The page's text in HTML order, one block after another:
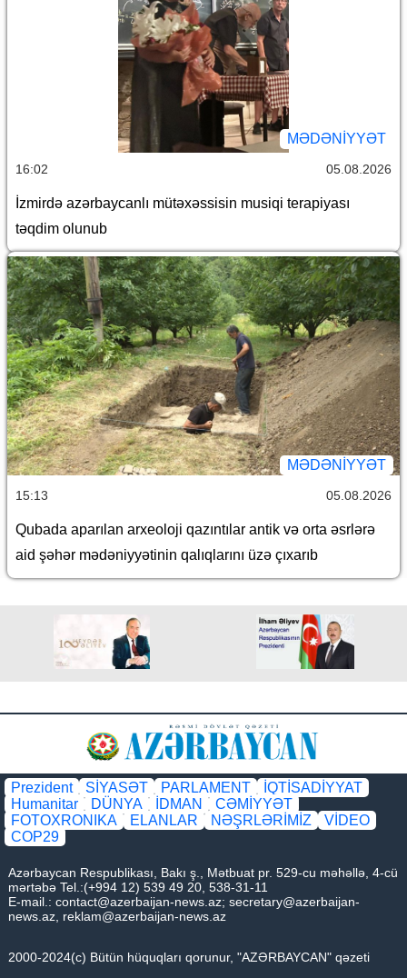
MƏDƏNIYYƏT
16:02 05.08.2026
İzmirdə azərbaycanlı mütəxəssisin musiqi terapiyası
təqdim olunub
MƏDƏNIYYƏT
15:13 05.08.2026
Qubada aparılan arxeoloji qazıntılar antik və orta əsrlərə
aid şəhər mədəniyyətinin qalıqlarını üzə çıxarıb
Prezident SİYASƏT PARLAMENT
İQTİSADİYYAT
Humanitar
DÜNYA İDMAN
CƏMİYYƏT
FOTOXRONIKA
ELANLAR NƏŞRLƏRİMİZ
VİDEO
COP29
Azərbaycan Respublikası, Bakı ş., Mətbuat pr. 529-cu məhəllə, 4-cü
mərtəbə Tel.:(+994 12) 539 49 20, 538-31-11
E-mail.: contact@azerbaijan-news.az; secretary@azerbaijan-
news.az, reklam@azerbaijan-news.az
2000-2024(c) Bütün hüquqları qorunur, "AZƏRBAYCAN" qəzeti